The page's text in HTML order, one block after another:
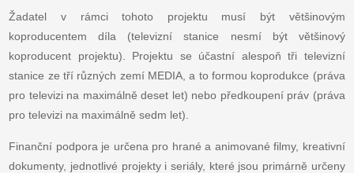
Žadatel v rámci tohoto projektu musí být většinovým
koproducentem díla (televizní stanice nesmí být většinový
koproducent projektu). Projektu se účastní alespoň tři televizní
stanice ze tří různých zemí MEDIA, a to formou koprodukce (práva
pro televizi na maximálně deset let) nebo předkoupení práv (práva
pro televizi na maximálně sedm let).
Finanční podpora je určena pro hrané a animované filmy, kreativní
dokumenty, jednotlivé projekty i seriály, které jsou primárně určeny